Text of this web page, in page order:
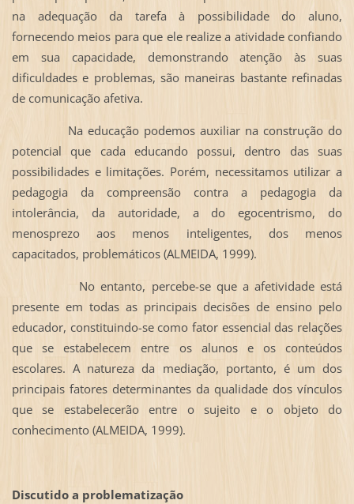
na adequação da tarefa à possibilidade do aluno,
fornecendo meios para que ele realize a atividade confiando
em sua capacidade, demonstrando atenção às suas
dificuldades e problemas, são maneiras bastante refinadas
de comunicação afetiva.
Na educação podemos auxiliar na construção do
potencial que cada educando possui, dentro das suas
possibilidades e limitações. Porém, necessitamos utilizar a
pedagogia da compreensão contra a pedagogia da
intolerância, da autoridade, a do egocentrismo, do
menosprezo aos menos inteligentes, dos menos
capacitados, problemáticos (ALMEIDA, 1999).
No entanto, percebe-se que a afetividade está
presente em todas as principais decisões de ensino pelo
educador, constituindo-se como fator essencial das relações
que se estabelecem entre os alunos e os conteúdos
escolares. A natureza da mediação, portanto, é um dos
principais fatores determinantes da qualidade dos vínculos
que se estabelecerão entre o sujeito e o objeto do
conhecimento (ALMEIDA, 1999).
Discutido a problematização